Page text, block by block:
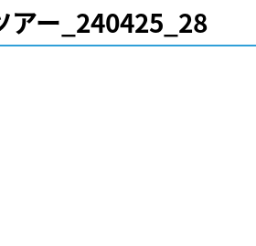
アー_240425_28